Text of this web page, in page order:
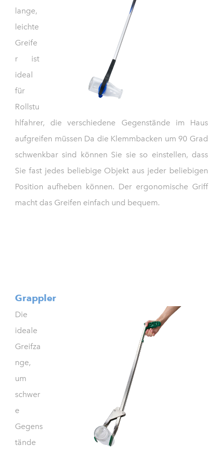
lange,
leichte
Greife
r ist
ideal
für
Rollstu
hlfahrer, die verschiedene Gegenstände im Haus
aufgreifen müssen Da die Klemmbacken um 90 Grad
schwenkbar sind können Sie sie so einstellen, dass
Sie fast jedes beliebige Objekt aus jeder beliebigen
Position aufheben können. Der ergonomische Griff
macht das Greifen einfach und bequem.
Grappler
Die
ideale
Greifza
nge,
um
schwer
e
Gegens
tände